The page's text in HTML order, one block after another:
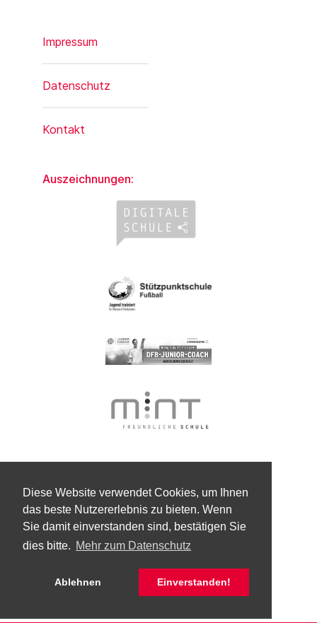
Diese Website verwendet Cookies, um Ihnen
das beste Nutzererlebnis zu bieten. Wenn
Sie damit einverstanden sind, bestätigen Sie
dies bitte. Mehr zum Datenschutz
Ablehnen Einverstanden!
Impressum
Datenschutz
Kontakt
Auszeichnungen:
© Kaspar-Zeuß-Gymnasium Kronach 2026